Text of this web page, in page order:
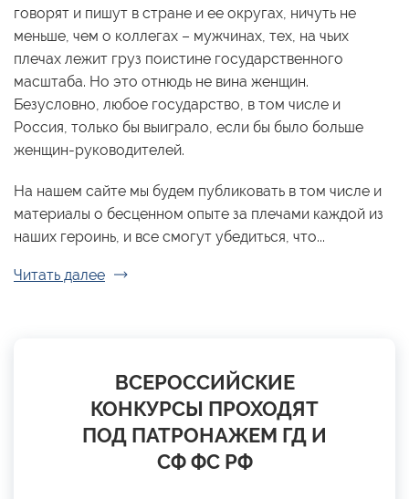
говорят и пишут в стране и ее округах, ничуть не
меньше, чем о коллегах – мужчинах, тех, на чьих
плечах лежит груз поистине государственного
масштаба. Но это отнюдь не вина женщин.
Безусловно, любое государство, в том числе и
Россия, только бы выиграло, если бы было больше
женщин-руководителей.
На нашем сайте мы будем публиковать в том числе и
материалы о бесценном опыте за плечами каждой из
наших героинь, и все смогут убедиться, что...
Читать далее
ВСЕРОССИЙСКИЕ
КОНКУРСЫ ПРОХОДЯТ
ПОД ПАТРОНАЖЕМ ГД И
СФ ФС РФ